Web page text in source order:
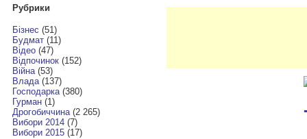
Рубрики
Бізнес (51)
Будмат(11)
Відео(47)
Відпочинок(152)
Війна(53)
Влада(137)
Господарка(380)
Гурман(1)
Дрогобиччина(2 265)
Вибори 2014(7)
Вибори 2015(17)